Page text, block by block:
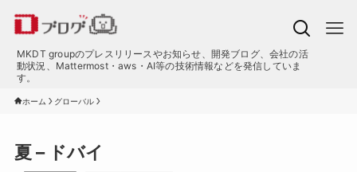
MKDT groupのプレスリリースやお知らせ、開発ブログ、会社の活
動状況、Mattermost・aws・AI等の技術情報などを発信していま
す。
ホーム グローバル
夏 – ドバイ